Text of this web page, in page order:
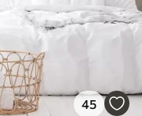
45